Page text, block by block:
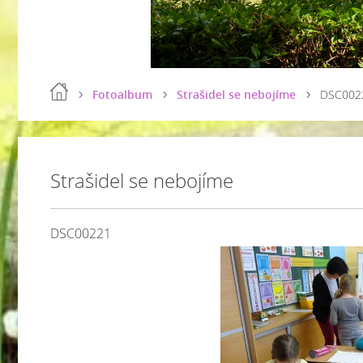
Fotoalbum Strašidel se nebojíme
Strašidel se nebojíme
DSC00221